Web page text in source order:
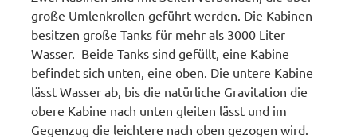
große Umlenkrollen geführt werden. Die Kabinen
besitzen große Tanks für mehr als 3000 Liter
Wasser. Beide Tanks sind gefüllt, eine Kabine
befindet sich unten, eine oben. Die untere Kabine
lässt Wasser ab, bis die natürliche Gravitation die
obere Kabine nach unten gleiten lässt und im
Gegenzug die leichtere nach oben gezogen wird.